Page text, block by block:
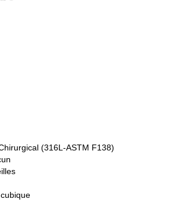
(316L-ASTM F138)